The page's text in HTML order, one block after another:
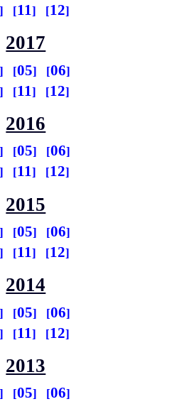
11 12
2017
05
06
11 12
2016
05
06
11 12
2015
05
06
11 12
2014
05
06
11 12
2013
05
06